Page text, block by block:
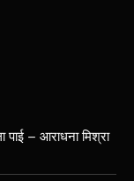
पाई – आराधना मिश्रा